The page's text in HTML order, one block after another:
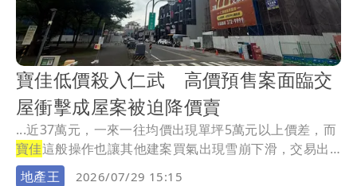
寶佳低價殺入仁武 高價預售案面臨交
屋衝擊成屋案被迫降價賣
...近37萬元，一來一往均價出現單坪5萬元以上價差，而
寶佳這般操作也讓其他建案買氣出現雪崩下滑，交易出
現...
地產王 2026/07/29 15:15